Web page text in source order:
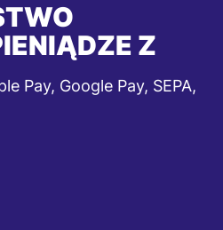
Z
Pay, Google Pay, SEPA,